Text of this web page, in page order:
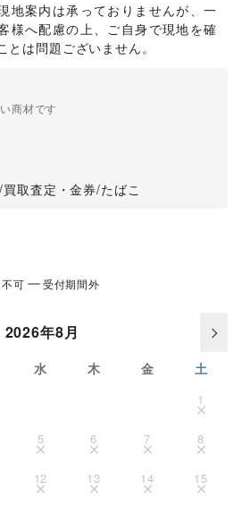
地案内は承っておりませんが、一
様へ配慮の上、ご自身で現地を確
とは問題ございません。
商材です
/買取査定・金券/たばこ
不可 受付期間外
2026年8月
水 木 金 土
1
5 6 7 8
12 13 14 15